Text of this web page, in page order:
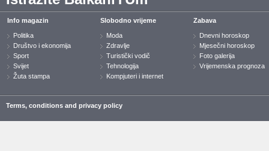
Info magazin
Politika
Društvo i ekonomija
Sport
Svijet
Žuta stampa
Slobodno vrijeme
Moda
Zdravlje
Turistički vodič
Tehnologija
Kompjuteri i internet
Zabava
Dnevni horoskop
Mjesečni horoskop
Foto galerija
Vrijemenska prognoza
Terms, conditions and privacy policy